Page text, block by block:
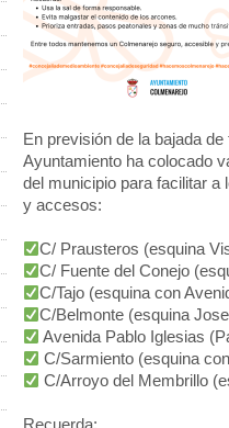
En previsión de la bajada
Ayuntamiento ha colocado
del municipio para facilitar a
y accesos:
C/ Prausteros (esquina
C/ Fuente del Conejo
C/Tajo (esquina con
C/Belmonte (esquina
Avenida Pablo Iglesias
C/Sarmiento (esquina
C/Arroyo del Membrillo